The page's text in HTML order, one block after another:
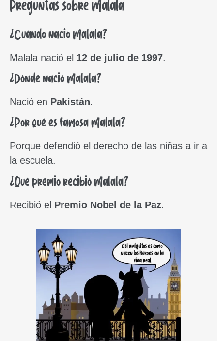
Preguntas sobre Malala
¿Cuándo nació Malala?
Malala nació el 12 de julio de 1997.
¿Dónde nació Malala?
Nació en Pakistán.
¿Por qué es famosa Malala?
Porque defendió el derecho de las niñas a ir a
la escuela.
¿Qué premio recibió Malala?
Recibió el Premio Nobel de la Paz.